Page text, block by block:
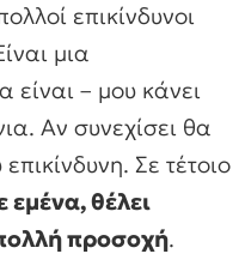
επικίνδυνοι
μια
είναι – μου κάνει
Αν συνεχίσει θα
Σε τέτοιο
εμένα, θέλει
προσοχή.